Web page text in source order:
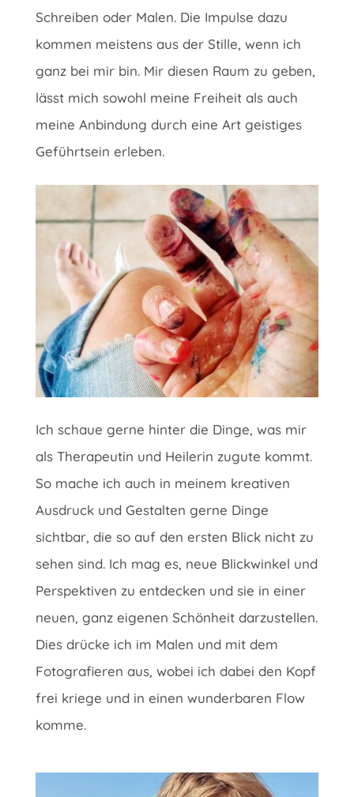
Schreiben oder Malen. Die Impulse dazu
kommen meistens aus der Stille, wenn ich
ganz bei mir bin. Mir diesen Raum zu geben,
lässt mich sowohl meine Freiheit als auch
meine Anbindung durch eine Art geistiges
Geführtsein erleben.
Ich schaue gerne hinter die Dinge, was mir
als Therapeutin und Heilerin zugute kommt.
So mache ich auch in meinem kreativen
Ausdruck und Gestalten gerne Dinge
sichtbar, die so auf den ersten Blick nicht zu
sehen sind. Ich mag es, neue Blickwinkel und
Perspektiven zu entdecken und sie in einer
neuen, ganz eigenen Schönheit darzustellen.
Dies drücke ich im Malen und mit dem
Fotografieren aus, wobei ich dabei den Kopf
frei kriege und in einen wunderbaren Flow
komme.